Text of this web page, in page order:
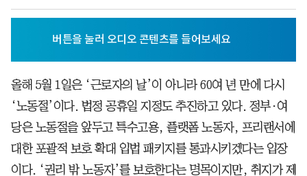
올해 5월 1일은 ‘근로자의 날’이 아니라 60여 년 만에 다시
‘노동절’이다. 법정 공휴일 지정도 추진하고 있다. 정부·여
당은 노동절을 앞두고 특수고용, 플랫폼 노동자, 프리랜서에
대한 포괄적 보호 확대 입법 패키지를 통과시키겠다는 입장
이다. ‘권리 밖 노동자’를 보호한다는 명목이지만, 취지가 제